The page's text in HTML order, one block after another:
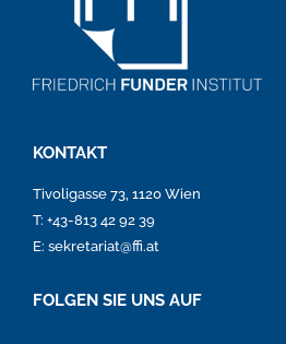
KONTAKT
Tivoligasse 73, 1120 Wien
T: +43-813 42 92 39
E: sekretariat@ffi.at
FOLGEN SIE UNS AUF